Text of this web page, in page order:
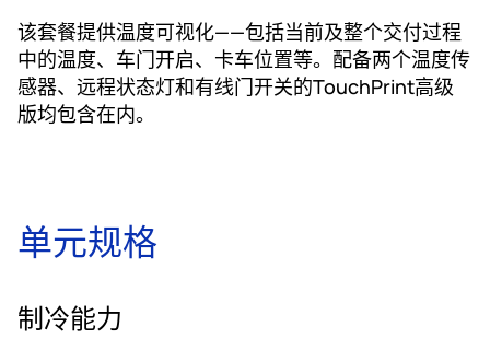
该套餐提供温度可视化——包括当前及整个交付过程
中的温度、车门开启、卡车位置等。配备两个温度传
感器、远程状态灯和有线门开关的TouchPrint高级
版均包含在内。
单元规格
制冷能力